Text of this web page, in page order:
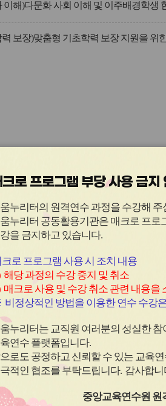
이해)다문화 사회 이해 및 이주배경학생
보장)맞춤형 기초학력 보장 지원을 위
관
심
아
이
콘
~ 26.12.20
~ 26.12.20
원격 과정 (상시)
년 직장 내 장애
신청기간
교육기간
로 프로그램 부당 사용 금지
누리터의 원격연수 과정을 수강해
누리터 공동활용기관은 매크로 프로
을 금지하고 있습니다.
크로 프로그램 사용 시 조치 내용
해당 과정의 수강 중지 및 취소
매크로 사용 및 수강 취소 관련 내용을
비정상적인 방법을 이용한 연수 수강
누리터는 교직원 여러분의 성실한
연수 플랫폼입니다.
로도 공정하고 신뢰할 수 있는 교육
적인 협조를 부탁드립니다. 감사합니
중앙교육연수원 원